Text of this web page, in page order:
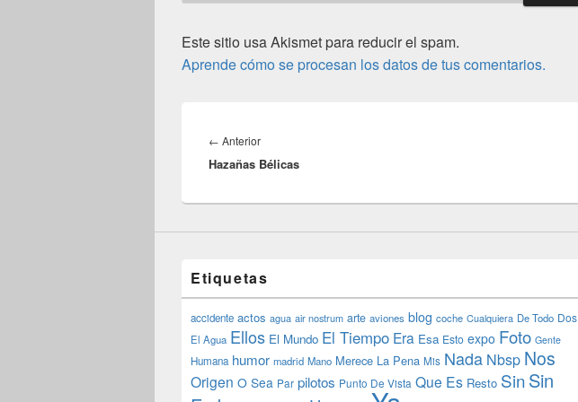
Este sitio usa Akismet para reducir el spam.
Aprende cómo se procesan los datos de tus comentarios.
de
entradas
← AnteriorEntrada
anterior:
Hazañas Bélicas
Etiquetas
accidente actos agua air nostrum arte aviones blog coche Cualquiera De Todo Dos
El Agua Ellos El Mundo El Tiempo Era Esa Esto expo Foto Gente
Humana humor madrid Mano Merece La Pena Mis Nada Nbsp Nos
Origen O Sea Par pilotos Punto De Vista Que Es Resto SinSin